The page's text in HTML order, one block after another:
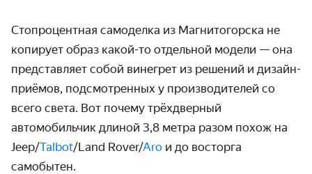
Стопроцентная самоделка из Магнитогорска не
копирует образ какой-то отдельной модели — она
представляет собой винегрет из решений и дизайн-
приёмов, подсмотренных у производителей со
всего света. Вот почему трёхдверный
автомобильчик длиной 3,8 метра разом похож на
Jeep/Talbot/Land Rover/Aro и до восторга
самобытен.